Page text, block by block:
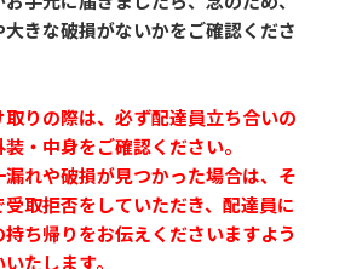
大きな破損がないかをご確認くださ
取りの際は、必ず配達員立ち合いの
・中身をご確認ください。
漏れや破損が見つかった場合は、そ
受取拒否をしていただき、配達員に
持ち帰りをお伝えくださいますよう
たします。